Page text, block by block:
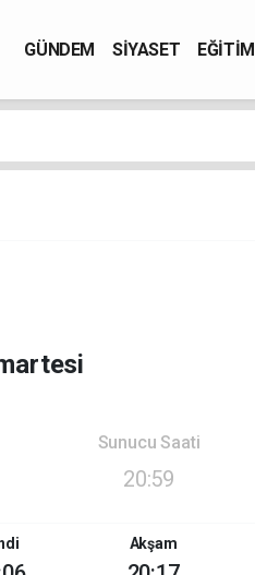
GÜNDEM SİYASET EĞİTİM
Sunucu Saati
20:59
Akşam